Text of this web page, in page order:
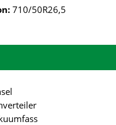
710/50R26,5